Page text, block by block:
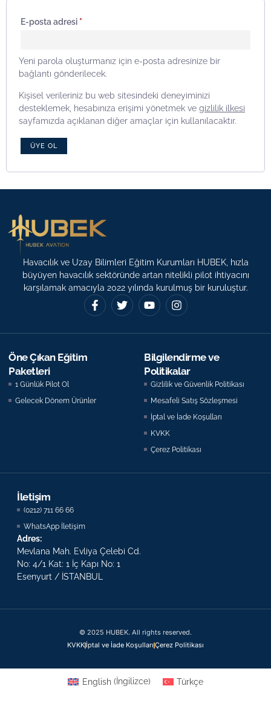
E-posta adresi *
Yeni parola oluşturmanız için e-posta adresinize bir
bağlantı gönderilecek.
Kişisel verileriniz bu web sitesindeki deneyiminizi
desteklemek, hesabınıza erişimi yönetmek ve gizlilik ilkesi
sayfamızda açıklanan diğer amaçlar için kullanılacaktır.
ÜYE OL
Havacılık ve Uzay Bilimleri Eğitim Kurumları HUBEK, hızla
büyüyen havacılık sektöründe artan nitelikli pilot ihtiyacını
karşılamak amacıyla 2022 yılında kurulmuş bir kuruluştur.
Öne Çıkan Eğitim
Paketleri
1 Günlük Pilot Ol
Gelecek Dönem Ürünler
Bilgilendirme ve
Politikalar
Gizlilik ve Güvenlik Politikası
Mesafeli Satış Sözleşmesi
İptal ve İade Koşulları
KVKK
Çerez Politikası
İletişim
(0212) 711 66 66
WhatsApp İletişim
Adres:
Mevlana Mah. Evliya Çelebi Cd.
No: 4/1 Kat: 1 İç Kapı No: 1
Esenyurt / İSTANBUL
© 2025 HUBEK. All rights reserved.
KVKK İptal ve İade Koşulları Çerez Politikası
English( İngilizce) Türkçe